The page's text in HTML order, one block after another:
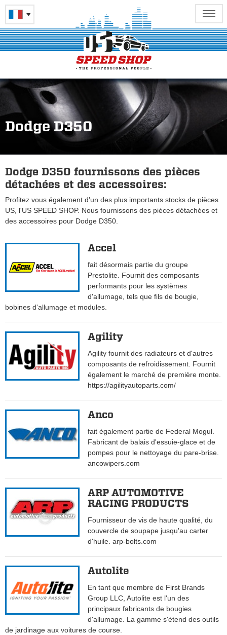
Dodge D350
Dodge D350 fournissons des pièces
détachées et des accessoires:
Profitez vous également d'un des plus importants stocks de pièces
US, l'US SPEED SHOP. Nous fournissons des pièces détachées et
des accessoires pour Dodge D350.
Accel
fait désormais partie du groupe
Prestolite. Fournit des composants
performants pour les systèmes
d'allumage, tels que fils de bougie,
bobines d'allumage et modules.
Agility
Agility fournit des radiateurs et d'autres
composants de refroidissement. Fournit
également le marché de première monte.
https://agilityautoparts.com/
Anco
fait également partie de Federal Mogul.
Fabricant de balais d'essuie-glace et de
pompes pour le nettoyage du pare-brise.
ancowipers.com
ARP AUTOMOTIVE
RACING PRODUCTS
Fournisseur de vis de haute qualité, du
couvercle de soupape jusqu'au carter
d'huile. arp-bolts.com
Autolite
En tant que membre de First Brands
Group LLC, Autolite est l'un des
principaux fabricants de bougies
d'allumage. La gamme s'étend des outils
de jardinage aux voitures de course.